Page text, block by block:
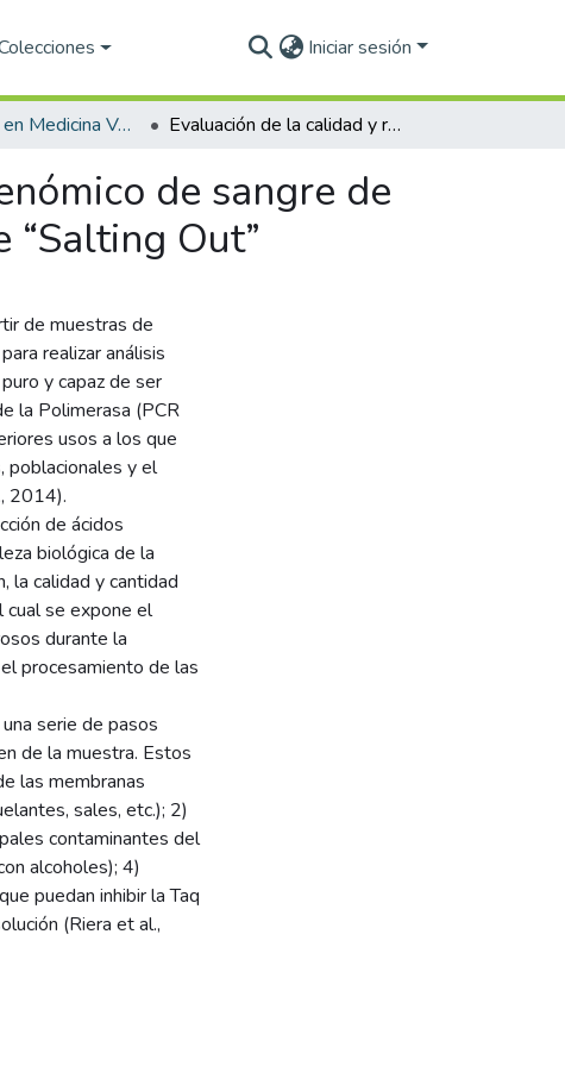
Iniciar sesión
Licenciatura en Medicina Veterinaria y Zootecnia Evaluación de la calidad y rendimiento de ADN genómico de sangre de perros en dos protocolos basados en la técnica de “Salting Out”
de sangre de
Out”
de muestras de
realizar análisis
y capaz de ser
la Polimerasa (PCR
usos a los que
poblacionales y el
2014).
de ácidos
biológica de la
la calidad y cantidad
se expone el
durante la
procesamiento de las
serie de pasos
de la muestra. Estos
las membranas
sales, etc.); 2)
contaminantes del
alcoholes); 4)
puedan inhibir la Taq
(Riera et al.,